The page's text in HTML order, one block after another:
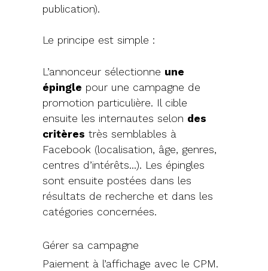
publication).
Le principe est simple :
L’annonceur sélectionne une
épingle pour une campagne de
promotion particulière. Il cible
ensuite les internautes selon des
critères très semblables à
Facebook (localisation, âge, genres,
centres d’intérêts…). Les épingles
sont ensuite postées dans les
résultats de recherche et dans les
catégories concernées.
Gérer sa campagne
Paiement à l’affichage avec le CPM.